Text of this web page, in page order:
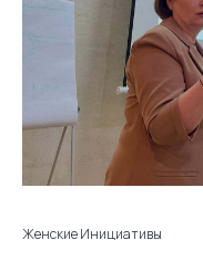
Женские Инициативы